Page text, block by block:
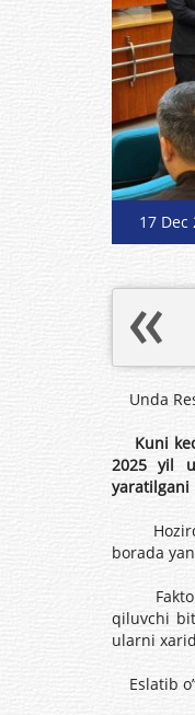
17 Dec
Unda
Kuni
2025 yil
yaratilgani
Hozirda
borada
qiluvchi
ularni
Eslatib